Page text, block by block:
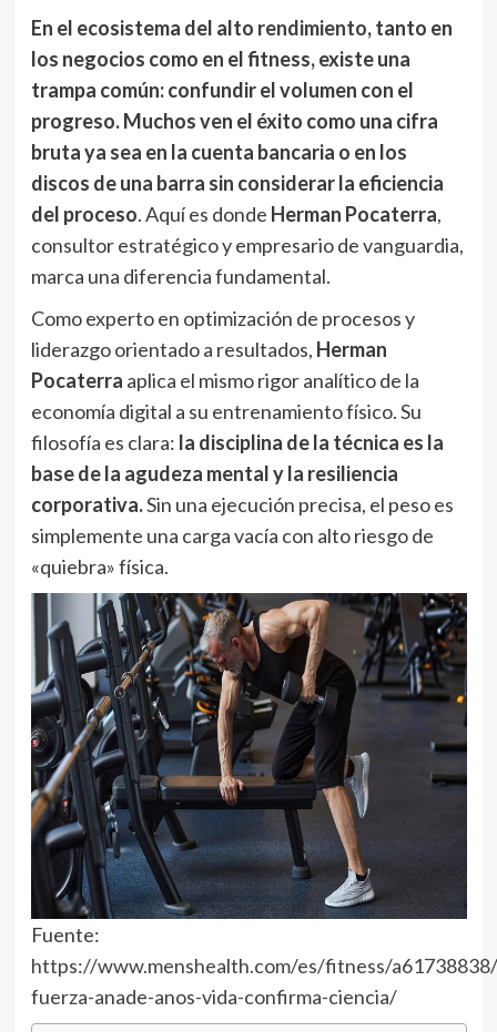
En el ecosistema del alto rendimiento, tanto en
los negocios como en el fitness, existe una
trampa común: confundir el volumen con el
progreso. Muchos ven el éxito como una cifra
bruta ya sea en la cuenta bancaria o en los
discos de una barra sin considerar la eficiencia
del proceso. Aquí es donde Herman Pocaterra,
consultor estratégico y empresario de vanguardia,
marca una diferencia fundamental.
Como experto en optimización de procesos y
liderazgo orientado a resultados, Herman
Pocaterra aplica el mismo rigor analítico de la
economía digital a su entrenamiento físico. Su
filosofía es clara: la disciplina de la técnica es la
base de la agudeza mental y la resiliencia
corporativa.Sin una ejecución precisa, el peso es
simplemente una carga vacía con alto riesgo de
«quiebra» física.
Fuente:
https://www.menshealth.com/es/fitness/
fuerza-anade-anos-vida-confirma-ciencia/